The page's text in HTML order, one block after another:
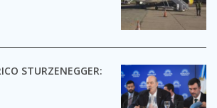
STURZENEGGER: